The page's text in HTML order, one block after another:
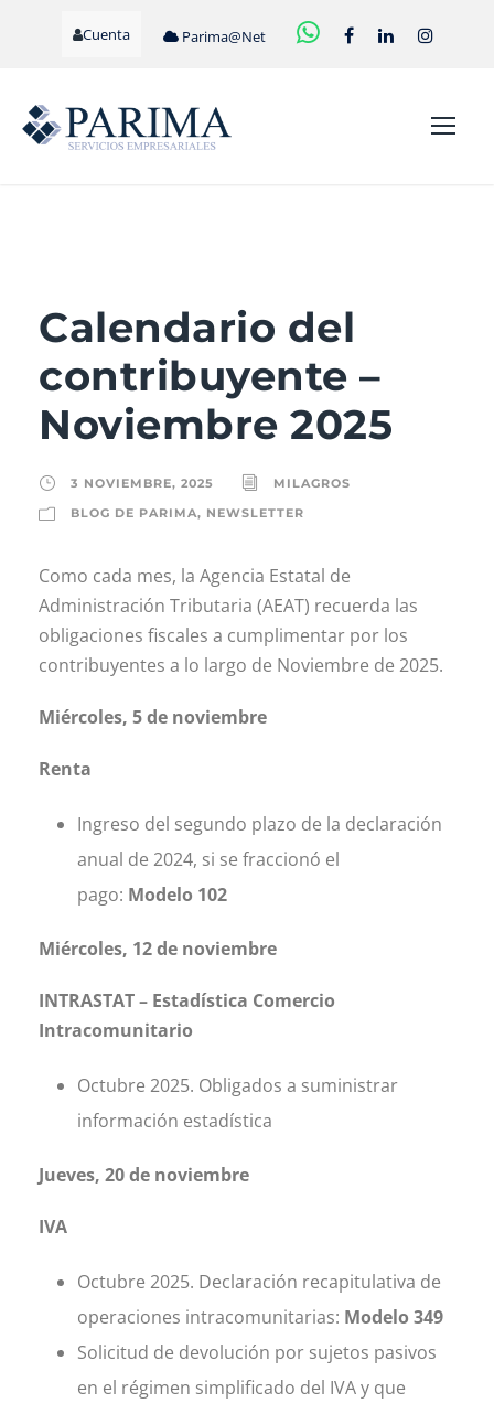
Cuenta Parima@Net
Calendario del
contribuyente –
Noviembre 2025
3 NOVIEMBRE, 2025
MILAGROS
BLOG DE PARIMA, NEWSLETTER
Como cada mes, la Agencia Estatal de
Administración Tributaria (AEAT) recuerda las
obligaciones fiscales a cumplimentar por los
contribuyentes a lo largo de Noviembre de 2025.
Miércoles, 5 de noviembre
Renta
Ingreso del segundo plazo de la declaración
anual de 2024, si se fraccionó el
pago: Modelo 102
Miércoles, 12 de noviembre
INTRASTAT – Estadística Comercio
Intracomunitario
Octubre 2025. Obligados a suministrar
información estadística
Jueves, 20 de noviembre
IVA
Octubre 2025. Declaración recapitulativa de
operaciones intracomunitarias: Modelo 349
Solicitud de devolución por sujetos pasivos
en el régimen simplificado del IVA y que